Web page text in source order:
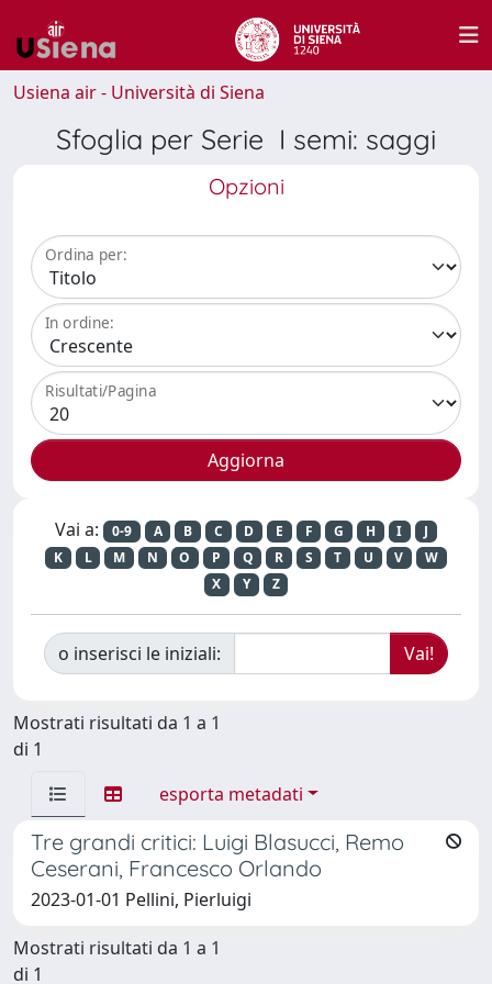
Usiena air - Università di Siena
Sfoglia per Serie I semi: saggi
Opzioni
Ordina per:
In ordine:
Risultati/Pagina
Vai a: 0-9 A B C D E F G H I
J
K
L M N O P Q R S T U V
W
X
Y Z
o inserisci le iniziali:
Mostrati risultati da 1 a 1
di 1
esporta metadati
Tre grandi critici: Luigi Blasucci, Remo
Ceserani, Francesco Orlando
2023-01-01 Pellini, Pierluigi
Mostrati risultati da 1 a 1
di 1